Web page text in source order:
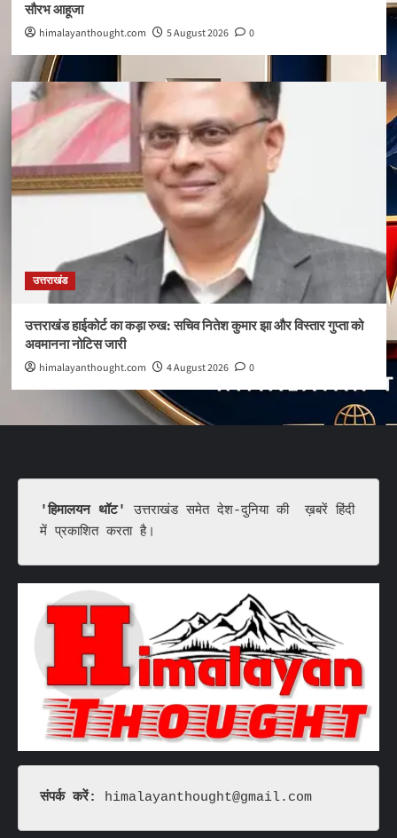
सौरभ आहूजा
himalayanthought.com 5 August 2026 0
उत्तराखंड
उत्तराखंड हाईकोर्ट का कड़ा रुख: सचिव नितेश कुमार झा और विस्तार गुप्ता को
अवमानना नोटिस जारी
himalayanthought.com 4 August 2026 0
'हिमालयन थॉट'
उत्तराखंड समेत देश-दुनिया की  ख़बरें हिंदी
में प्रकाशित करता है।
संपर्क करें: himalayanthought@gmail.com